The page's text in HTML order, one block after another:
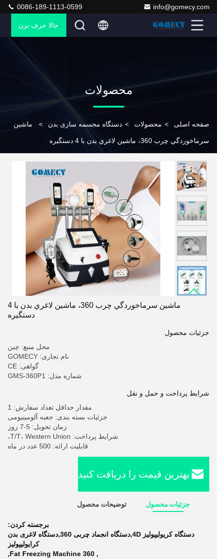
info@gomecy.com
0086-189-1113-0599
حالا حرف بزن
محصولات
صفحه اصلی > محصولات > دستگاه مجسمه سازی بدن > ماشين
سرماخوردگي چرب 360، ماشين لاغري بدن با 4 دستگيره
ماشين سرماخوردگي چرب 360، ماشين لاغري بدن با 4
دستگيره
جزئیات محصول
محل منبع: چین
نام تجاری: GOMECY
گواهی: CE
شماره مدل: GMS-360P1
شرایط پرداخت و حمل و نقل
مقدار حداقل تعداد سفارش: 1
جزئیات بسته بندی: جعبه آلومینیومی
زمان تحویل: 5-7 روز
شرایط پرداخت: T/T، Western Union،
قابلیت ارائه: 500 عدد در ماه
بهترین قیمت را دریافت کنید
جزئیات محصول توضیحات محصول
برجسته کردن:
دستگاه کریولیپولیز 4D,دستگاه انجماد چربی 360,دستگاه لاغری بدن
کرایولیپولیز
,
360 Fat Freezing Machine
,